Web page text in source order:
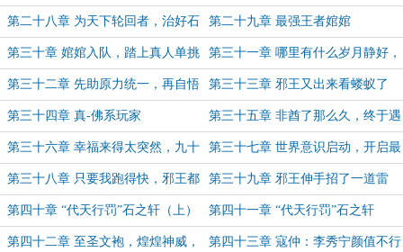
救救孩子
第二十八章 为天下轮回者，治好石
之轩的病
第二十九章 最强王者婠婠
第三十章 婠婠入队，踏上真人单挑
的旅程
第三十一章 哪里有什么岁月静好，
都是月关在负重前行
第三十二章 先助原力统一，再自悟
高武招式？
第三十三章 邪王又出来看蝼蚁了
第三十四章 真-佛系玩家 第三十五章 非酋了那么久，终于遇
上善良人格的邪王了
第三十六章 幸福来得太突然，九十
九级大BOSS邪王入队！
第三十七章 世界意识启动，开启最
强状态
第三十八章 只要我跑得快，邪王都
追不上我
第三十九章 邪王伸手招了一道雷
霆？呵呵，肯定是幻觉！
第四十章 “代天行罚”石之轩（上） 第四十一章 “代天行罚”石之轩
（下）
第四十二章 至圣文袍，煌煌神威， 第四十三章 寇仲：李秀宁颜值不行